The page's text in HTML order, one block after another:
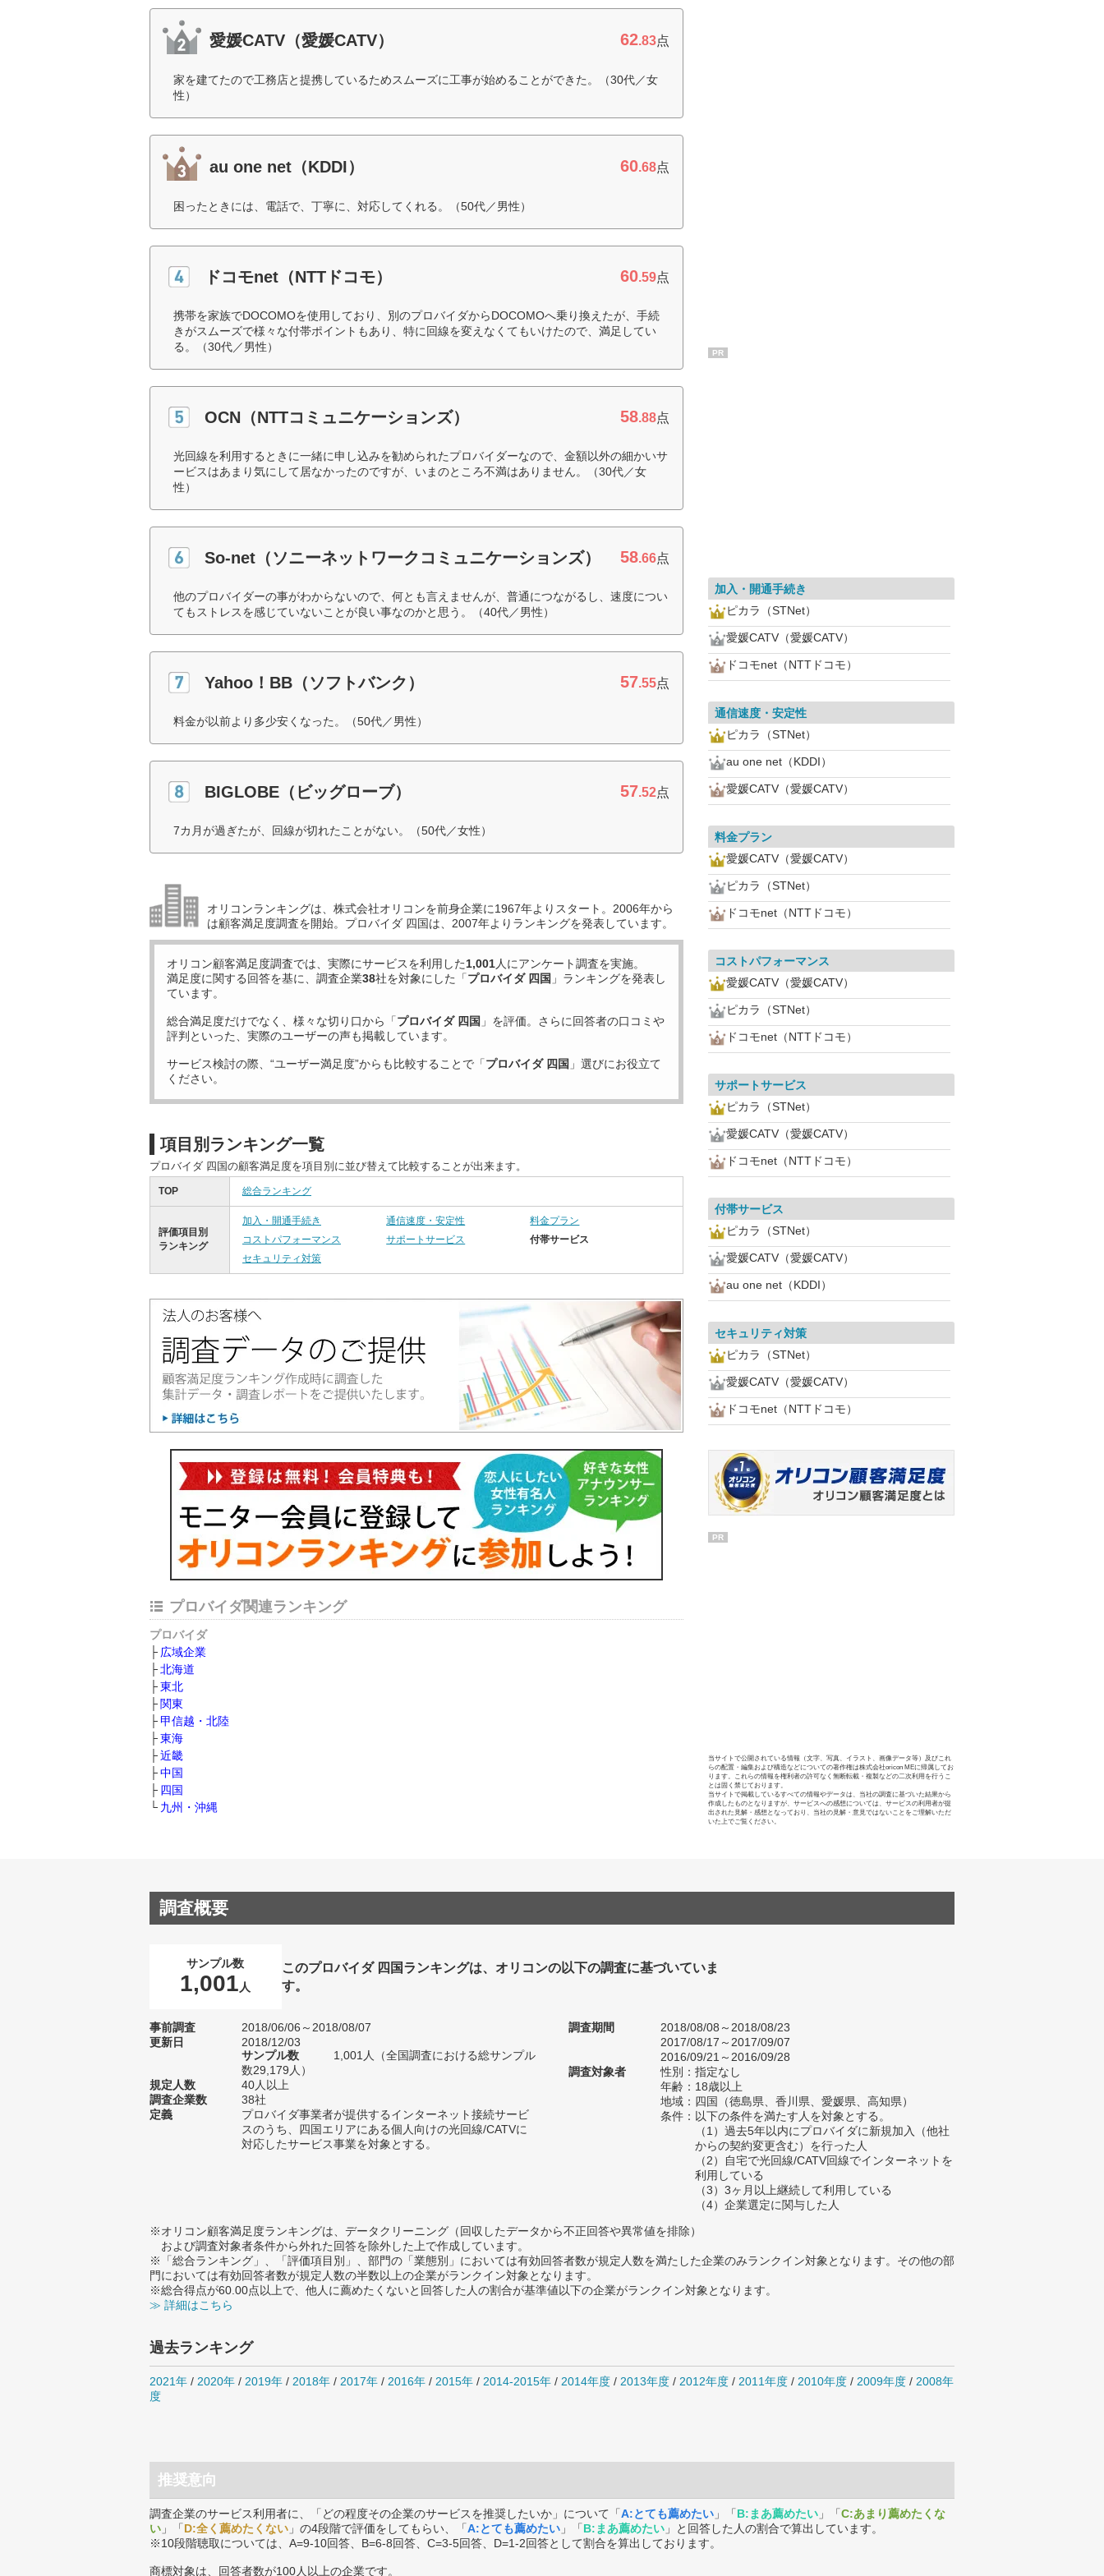
愛媛CATV（愛媛CATV） 62.83点
家を建てたので工務店と提携しているためスムーズに工事が始めることができた。（30代／女
性）
au one net（KDDI） 60.68点
困ったときには、電話で、丁寧に、対応してくれる。（50代／男性）
ドコモnet（NTTドコモ） 60.59点
携帯を家族でDOCOMOを使用しており、別のプロバイダからDOCOMOへ乗り換えたが、手続
きがスムーズで様々な付帯ポイントもあり、特に回線を変えなくてもいけたので、満足してい
る。（30代／男性）
OCN（NTTコミュニケーションズ） 58.88点
光回線を利用するときに一緒に申し込みを勧められたプロバイダーなので、金額以外の細かいサ
ービスはあまり気にして居なかったのですが、いまのところ不満はありません。（30代／女
性）
So-net（ソニーネットワークコミュニケーションズ） 58.66点
他のプロバイダーの事がわからないので、何とも言えませんが、普通につながるし、速度につい
てもストレスを感じていないことが良い事なのかと思う。（40代／男性）
Yahoo！BB（ソフトバンク） 57.55点
料金が以前より多少安くなった。（50代／男性）
BIGLOBE（ビッグローブ） 57.52点
7カ月が過ぎたが、回線が切れたことがない。（50代／女性）
オリコンランキングは、株式会社オリコンを前身企業に1967年よりスタート。2006年から
は顧客満足度調査を開始。プロバイダ 四国は、2007年よりランキングを発表しています。
オリコン顧客満足度調査では、実際にサービスを利用した1,001人にアンケート調査を実施。
満足度に関する回答を基に、調査企業38社を対象にした「プロバイダ 四国 」ランキングを発表し
ています。
総合満足度だけでなく、様々な切り口から「プロバイダ 四国 」を評価。さらに回答者の口コミや
評判といった、実際のユーザーの声も掲載しています。
サービス検討の際、“ユーザー満足度”からも比較することで「プロバイダ 四国 」選びにお役立て
ください。
項目別ランキング一覧
プロバイダ 四国の顧客満足度を項目別に並び替えて比較することが出来ます。
TOP 総合ランキング
評価項目別
ランキング
加入・開通手続き 通信速度・安定性
料金プラン
コストパフォーマンス
サポートサービス
付帯サービス
セキュリティ対策
プロバイダ関連ランキング
プロバイダ
広域企業
北海道
東北
関東
甲信越・北陸
東海
近畿
中国
四国
九州・沖縄
PR
加入・開通手続き
ピカラ（STNet）
愛媛CATV（愛媛CATV）
ドコモnet（NTTドコモ）
通信速度・安定性
ピカラ（STNet）
au one net（KDDI）
愛媛CATV（愛媛CATV）
料金プラン
愛媛CATV（愛媛CATV）
ピカラ（STNet）
ドコモnet（NTTドコモ）
コストパフォーマンス
愛媛CATV（愛媛CATV）
ピカラ（STNet）
ドコモnet（NTTドコモ）
サポートサービス
ピカラ（STNet）
愛媛CATV（愛媛CATV）
ドコモnet（NTTドコモ）
付帯サービス
ピカラ（STNet）
愛媛CATV（愛媛CATV）
au one net（KDDI）
セキュリティ対策
ピカラ（STNet）
愛媛CATV（愛媛CATV）
ドコモnet（NTTドコモ）
PR
当サイトで公開されている情報（文字、写真、イラスト、画像データ等）及びこれ
らの配置・編集および構造などについての著作権は株式会社oricon MEに帰属してお
ります。これらの情報を権利者の許可なく無断転載・複製などの二次利用を行うこ
とは固く禁じております。
当サイトで掲載しているすべての情報やデータは、当社の調査に基づいた結果から
作成したものとなりますが、サービスへの感想については、サービスの利用者が提
出された見解・感想となっており、当社の見解・意見ではないことをご理解いただ
いた上でご覧ください。
調査概要
サンプル数
1,001 人
このプロバイダ 四国ランキングは、オリコンの以下の調査に基づいていま
す。
事前調査
2018/06/06～2018/08/07
更新日
2018/12/03
サンプル数
1,001人（全国調査における総サンプル
数29,179人）
規定人数
40人以上
調査企業数
38社
定義
プロバイダ事業者が提供するインターネット接続サービ
スのうち、四国エリアにある個人向けの光回線/CATVに
対応したサービス事業を対象とする。
調査期間
2018/08/08～2018/08/23
2017/08/17～2017/09/07
2016/09/21～2016/09/28
調査対象者
性別：指定なし
年齢：18歳以上
地域：四国（徳島県、香川県、愛媛県、高知県）
条件：以下の条件を満たす人を対象とする。
（1）過去5年以内にプロバイダに新規加入（他社
からの契約変更含む）を行った人
（2）自宅で光回線/CATV回線でインターネットを
利用している
（3）3ヶ月以上継続して利用している
（4）企業選定に関与した人
※オリコン顧客満足度ランキングは、データクリーニング（回収したデータから不正回答や異常値を排除）
および調査対象者条件から外れた回答を除外した上で作成しています。
※「総合ランキング」、「評価項目別」、部門の「業態別」においては有効回答者数が規定人数を満たした企業のみランクイン対象となります。その他の部
門においては有効回答者数が規定人数の半数以上の企業がランクイン対象となります。
※総合得点が60.00点以上で、他人に薦めたくないと回答した人の割合が基準値以下の企業がランクイン対象となります。
≫ 詳細はこちら
過去ランキング
2021年 / 2020年 / 2019年 / 2018年 / 2017年 / 2016年 / 2015年 / 2014-2015年 / 2014年度 / 2013年度 / 2012年度 / 2011年度 / 2010年度 / 2009年度 / 2008年
度
推奨意向
調査企業のサービス利用者に、「どの程度その企業のサービスを推奨したいか」について「A:とても薦めたい 」「B:まあ薦めたい 」「C:あまり薦めたくな
い 」「D:全く薦めたくない 」の4段階で評価をしてもらい、「A:とても薦めたい 」「B:まあ薦めたい 」と回答した人の割合で算出しています。
※10段階聴取については、A=9-10回答、B=6-8回答、C=3-5回答、D=1-2回答として割合を算出しております。
商標対象は、回答者数が100人以上の企業です。